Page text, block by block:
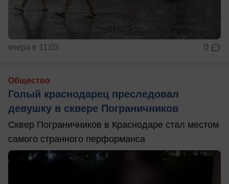
вчера в 11:03 0
Общество
Голый краснодарец преследовал
девушку в сквере Пограничников
Сквер Пограничников в Краснодаре стал местом
самого странного перформанса